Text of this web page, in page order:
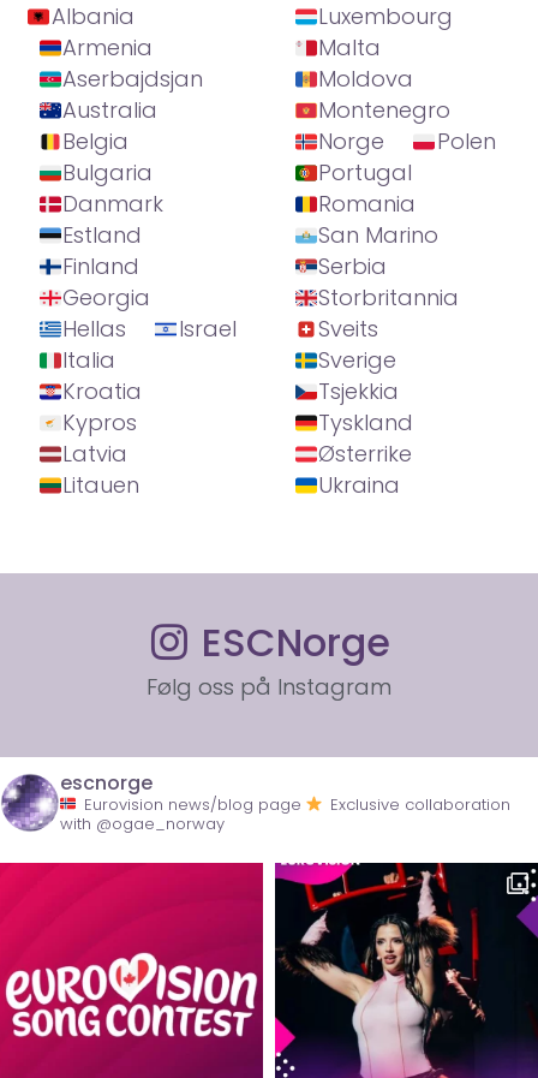
Albania
Armenia
Aserbajdsjan
Australia
Belgia
Bulgaria
Danmark
Estland
Finland
Georgia
Hellas
Israel
Italia
Kroatia
Kypros
Latvia
Litauen
Luxembourg
Malta
Moldova
Montenegro
Norge
Polen
Portugal
Romania
San Marino
Serbia
Storbritannia
Sveits
Sverige
Tsjekkia
Tyskland
Østerrike
Ukraina
ESCNorge
Følg oss på Instagram
escnorge
Eurovision news/blog page
Exclusive collaboration
with @ogae_norway